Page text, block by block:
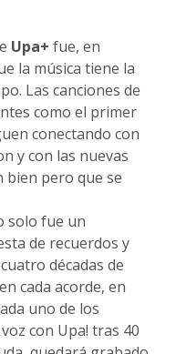
Upa+ fue, en
la música tiene la
Las canciones de
como el primer
conectando con
y con las nuevas
bien pero que se
solo fue un
de recuerdos y
décadas de
cada acorde, en
uno de los
con Upa! tras 40